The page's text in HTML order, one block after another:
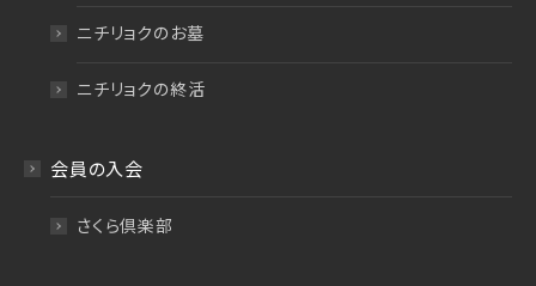
ニチリョクのお墓
ニチリョクの終活
会員の入会
さくら倶楽部